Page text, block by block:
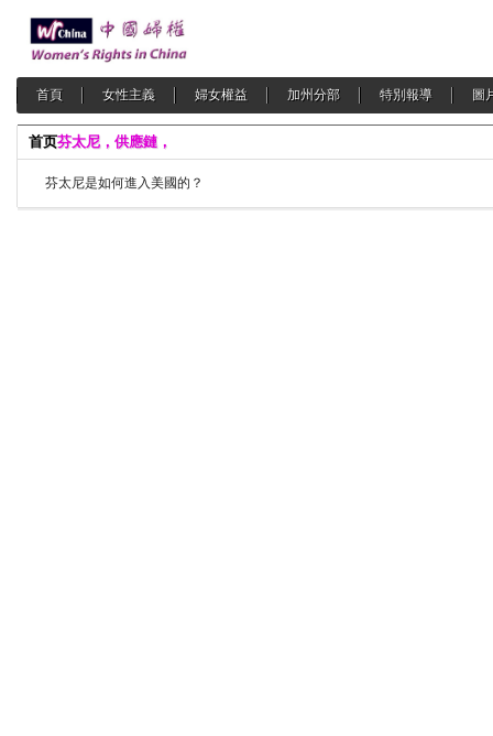
首頁 女性主義 婦女權益 加州分部 特別報導 圖
首页芬太尼，供應鏈，
芬太尼是如何進入美國的？